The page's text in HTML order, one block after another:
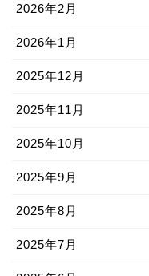
2026年2月
2026年1月
2025年12月
2025年11月
2025年10月
2025年9月
2025年8月
2025年7月